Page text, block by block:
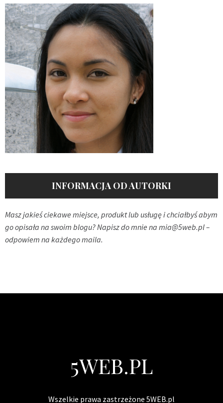
INFORMACJA OD AUTORKI
Masz jakieś ciekawe miejsce, produkt lub usługę i chciałbyś abym
go opisała na swoim blogu? Napisz do mnie na mia@5web.pl–
odpowiem na każdego maila.
5WEB.PL
Wszelkie prawa zastrzeżone 5WEB.pl